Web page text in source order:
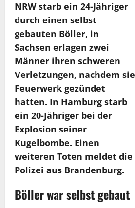
NRW starb ein 24-Jähriger
durch einen selbst
gebauten Böller, in
Sachsen erlagen zwei
Männer ihren schweren
Verletzungen, nachdem sie
Feuerwerk gezündet
hatten. In Hamburg starb
ein 20-Jähriger bei der
Explosion seiner
Kugelbombe. Einen
weiteren Toten meldet die
Polizei aus Brandenburg.
Böller war selbst gebaut